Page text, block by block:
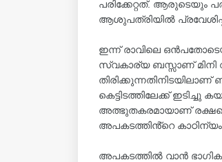
പരിക്കേറ്റത്. ആരുടെയും
ആശുപത്രിയിൽ
ഇന്ന് രാവിലെ
സ്വകാര്യ ബസ്സാണ് മിനി
കെട്ടിടത്തിലേക്ക്
അത്ഭുതകരമായാണ്
അപകടത്തിൻ്റെ
അപകടത്തിൽ വാൻ